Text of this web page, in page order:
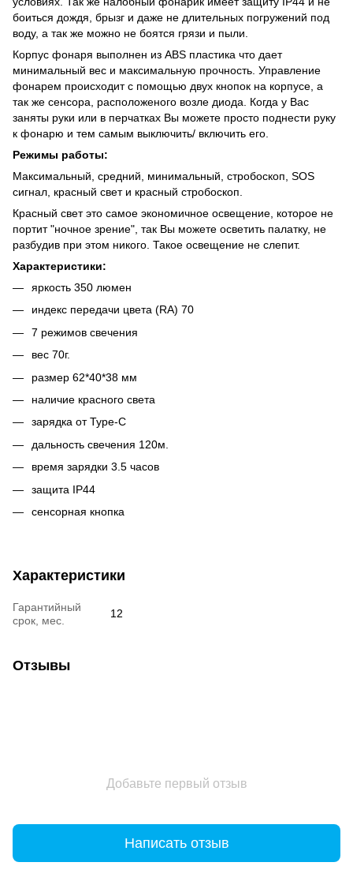
боиться дождя, брызг и даже не длительных погружений под
воду, а так же можно не боятся грязи и пыли.
Корпус фонаря выполнен из ABS пластика что дает
минимальный вес и максимальную прочность. Управление
фонарем происходит с помощью двух кнопок на корпусе, а
так же сенсора, расположеного возле диода. Когда у Вас
заняты руки или в перчатках Вы можете просто поднести руку
к фонарю и тем самым выключить/ включить его.
Режимы работы:
Максимальный, средний, минимальный, стробоскоп, SOS
сигнал, красный свет и красный стробоскоп.
Красный свет это самое экономичное освещение, которое не
портит "ночное зрение", так Вы можете осветить палатку, не
разбудив при этом никого. Такое освещение не слепит.
Характеристики:
яркость 350 люмен
индекс передачи цвета (RA) 70
7 режимов свечения
вес 70г.
размер 62*40*38 мм
наличие красного света
зарядка от Type-C
дальность свечения 120м.
время зарядки 3.5 часов
защита IP44
сенсорная кнопка
Характеристики
Гарантийный
срок, мес.
12
Отзывы
Добавьте первый отзыв
Написать отзыв